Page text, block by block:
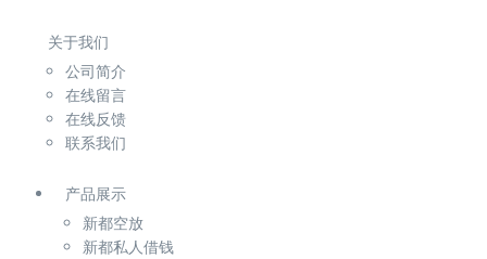
关于我们
公司简介
在线留言
在线反馈
联系我们
产品展示
新都空放
新都私人借钱